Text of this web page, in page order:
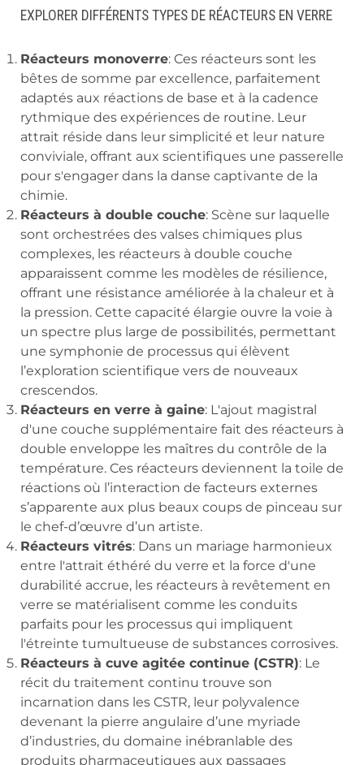
EXPLORER DIFFÉRENTS TYPES DE RÉACTEURS EN VERRE
Réacteurs monoverre: Ces réacteurs sont les
bêtes de somme par excellence, parfaitement
adaptés aux réactions de base et à la cadence
rythmique des expériences de routine. Leur
attrait réside dans leur simplicité et leur nature
conviviale, offrant aux scientifiques une passerelle
pour s'engager dans la danse captivante de la
chimie.
Réacteurs à double couche: Scène sur laquelle
sont orchestrées des valses chimiques plus
complexes, les réacteurs à double couche
apparaissent comme les modèles de résilience,
offrant une résistance améliorée à la chaleur et à
la pression. Cette capacité élargie ouvre la voie à
un spectre plus large de possibilités, permettant
une symphonie de processus qui élèvent
l’exploration scientifique vers de nouveaux
crescendos.
Réacteurs en verre à gaine: L'ajout magistral
d'une couche supplémentaire fait des réacteurs à
double enveloppe les maîtres du contrôle de la
température. Ces réacteurs deviennent la toile de
réactions où l’interaction de facteurs externes
s’apparente aux plus beaux coups de pinceau sur
le chef-d’œuvre d’un artiste.
Réacteurs vitrés: Dans un mariage harmonieux
entre l'attrait éthéré du verre et la force d'une
durabilité accrue, les réacteurs à revêtement en
verre se matérialisent comme les conduits
parfaits pour les processus qui impliquent
l'étreinte tumultueuse de substances corrosives.
Réacteurs à cuve agitée continue (CSTR): Le
récit du traitement continu trouve son
incarnation dans les CSTR, leur polyvalence
devenant la pierre angulaire d’une myriade
d’industries, du domaine inébranlable des
produits pharmaceutiques aux passages